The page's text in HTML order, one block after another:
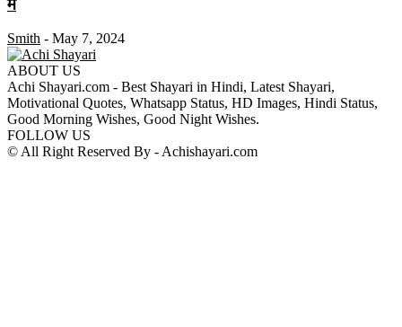
Smith - May 7, 2024
ABOUT US
Achi Shayari.com - Best Shayari in Hindi, Latest Shayari,
Motivational Quotes, Whatsapp Status, HD Images, Hindi Status,
Good Morning Wishes, Good Night Wishes.
FOLLOW US
© All Right Reserved By - Achishayari.com